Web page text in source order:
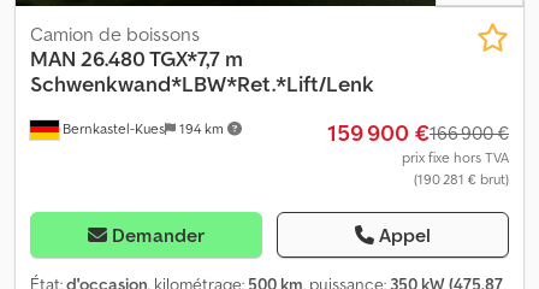
Bernkastel-Kues 194 km
Camion de boissons
MAN 26.480 TGX*7,7 m
Schwenkwand*LBW*Ret.*Lift/Lenk
159 900 €166 900 €
prix fixe hors TVA
(190 281 € brut)
Demander Appel
État:d'occasion, kilométrage: 500 km, puissance: 350 kW (475,87